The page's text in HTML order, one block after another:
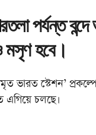
পর্যন্ত
মসৃণ হবে।
‘অমৃত ভারত
এগিয়ে চলছে।